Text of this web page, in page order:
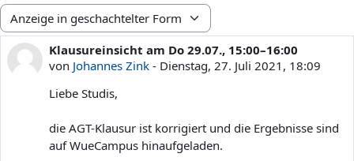
Anzeigemodus
Klausureinsicht am Do 29.07., 15:00–16:00
von Johannes Zink - Dienstag, 27. Juli 2021, 18:09
Anzahl Antworten: 1
Liebe Studis,
die AGT-Klausur ist korrigiert und die Ergebnisse sind
auf WueCampus hinaufgeladen.